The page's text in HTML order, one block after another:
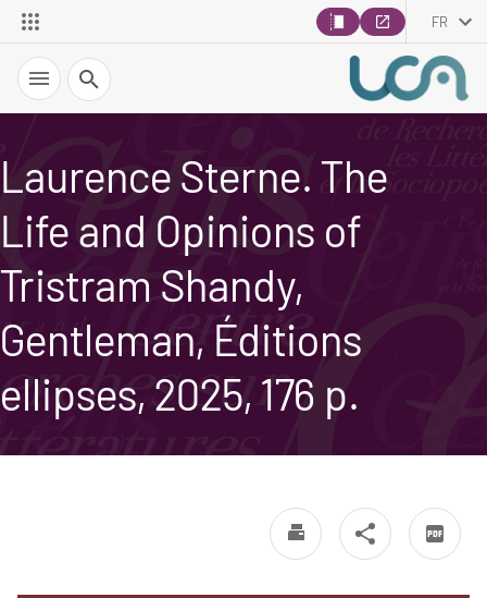
FR
Recherche
Laurence Sterne. The
Life and Opinions of
Tristram Shandy,
Gentleman, Éditions
ellipses, 2025, 176 p.